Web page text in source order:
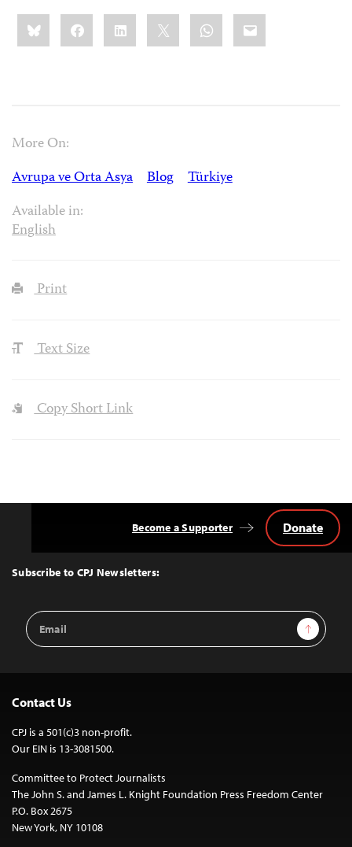
Share
this:BlueskyFacebookLinkedIn WhatsApp
Email
More On:
Avrupa ve Orta Asya
Blog
Türkiye
Available in:
English
Print
Text Size
Copy Short Link
Top
Subscribe to CPJ Newsletters:
Email
Address
Sign Up
Become a Supporter Donate
Contact Us
CPJ is a 501(c)3 non-profit.
Our EIN is 13-3081500.
Committee to Protect Journalists
The John S. and James L. Knight Foundation Press Freedom Center
P.O. Box 2675
New York, NY 10108